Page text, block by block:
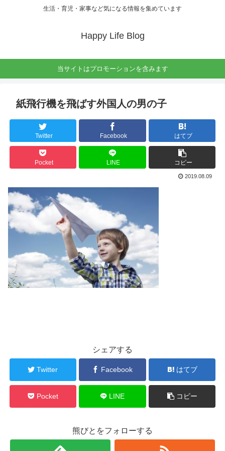
生活・育児・家事など気になる情報を集めています
Happy Life Blog
当サイトはプロモーションを含みます
紙飛行機を飛ばす外国人の男の子
Twitter Facebook はてブ
Pocket LINE コピー
2019.08.09
シェアする
Twitter Facebook はてブ
Pocket LINE コピー
熊びとをフォローする